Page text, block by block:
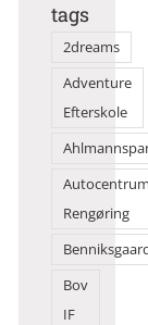
tags
2dreams
Adventure
Efterskole
Rengøring
Bov
IF